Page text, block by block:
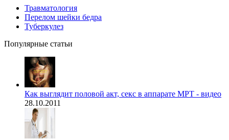
Травматология
Перелом шейки бедра
Туберкулез
Популярные статьи
Как выглядит половой акт, секс в аппарате МРТ - видео
28.10.2011